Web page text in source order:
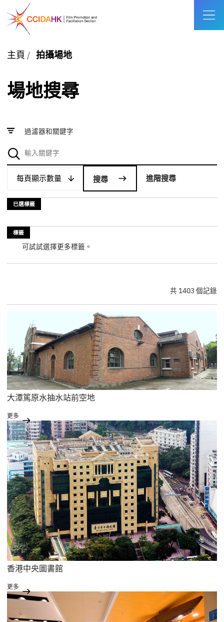
主頁 / 拍攝場地
場地搜尋
過濾器和關鍵字
每頁顯示數量 進階搜尋
已選標籤
標籤
可試試選擇更多標籤。
共 1403 個記錄
大潭篤原水抽水站前空地
更多
香港中央圖書館
更多